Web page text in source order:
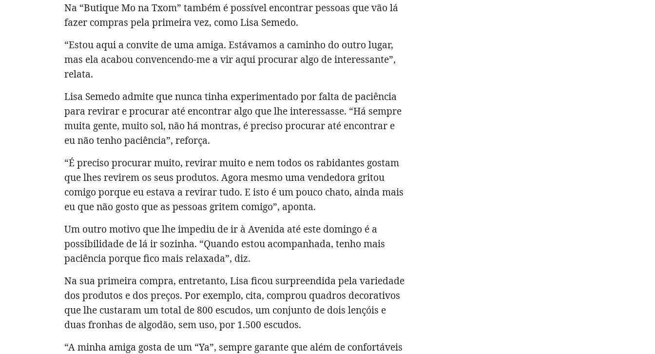
Na “Butique Mo na Txom” também é possível encontrar pessoas que vão lá
fazer compras pela primeira vez, como Lisa Semedo.
“Estou aqui a convite de uma amiga. Estávamos a caminho do outro lugar,
mas ela acabou convencendo-me a vir aqui procurar algo de interessante”,
relata.
Lisa Semedo admite que nunca tinha experimentado por falta de paciência
para revirar e procurar até encontrar algo que lhe interessasse. “Há sempre
muita gente, muito sol, não há montras, é preciso procurar até encontrar e
eu não tenho paciência”, reforça.
“É preciso procurar muito, revirar muito e nem todos os rabidantes gostam
que lhes revirem os seus produtos. Agora mesmo uma vendedora gritou
comigo porque eu estava a revirar tudo. E isto é um pouco chato, ainda mais
eu que não gosto que as pessoas gritem comigo”, aponta.
Um outro motivo que lhe impediu de ir à Avenida até este domingo é a
possibilidade de lá ir sozinha. “Quando estou acompanhada, tenho mais
paciência porque fico mais relaxada”, diz.
Na sua primeira compra, entretanto, Lisa ficou surpreendida pela variedade
dos produtos e dos preços. Por exemplo, cita, comprou quadros decorativos
que lhe custaram um total de 800 escudos, um conjunto de dois lençóis e
duas fronhas de algodão, sem uso, por 1.500 escudos.
“A minha amiga gosta de um “Ya”, sempre garante que além de confortáveis